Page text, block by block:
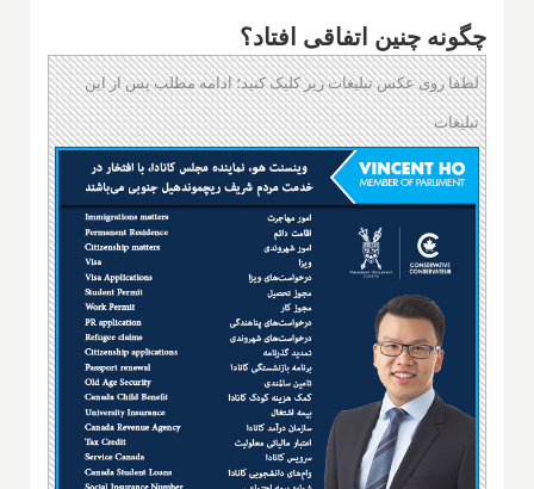
چگونه چنین اتفاقی افتاد؟
لطفا روی عکس تبلیغات زیر کلیک کنید؛ ادامه مطلب پس از این
تبلیغات